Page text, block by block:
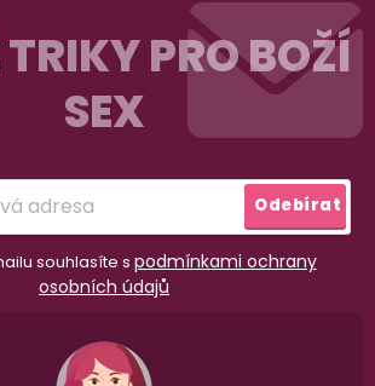
ověřených zakazníků
PRO BOŽÍ
SEX
souhlasíte s podmínkami ochrany
osobních údajů
Odebírat